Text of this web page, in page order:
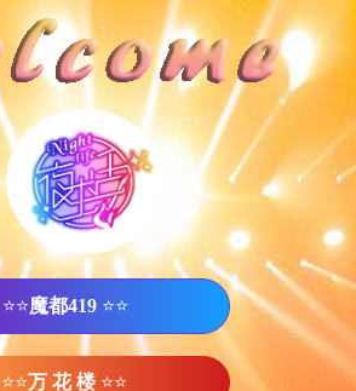
⭐⭐魔都419 ⭐⭐
⭐⭐万 花 楼 ⭐⭐